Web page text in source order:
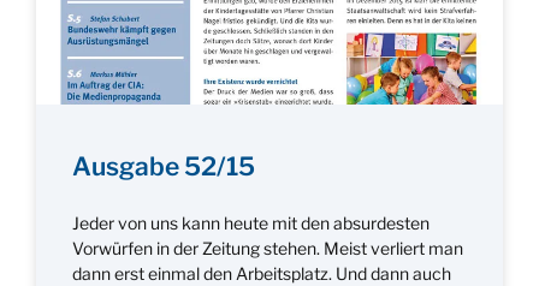
Ausgabe 52/15
Jeder von uns kann heute mit den absurdesten
Vorwürfen in der Zeitung stehen. Meist verliert man
dann erst einmal den Arbeitsplatz. Und dann auch